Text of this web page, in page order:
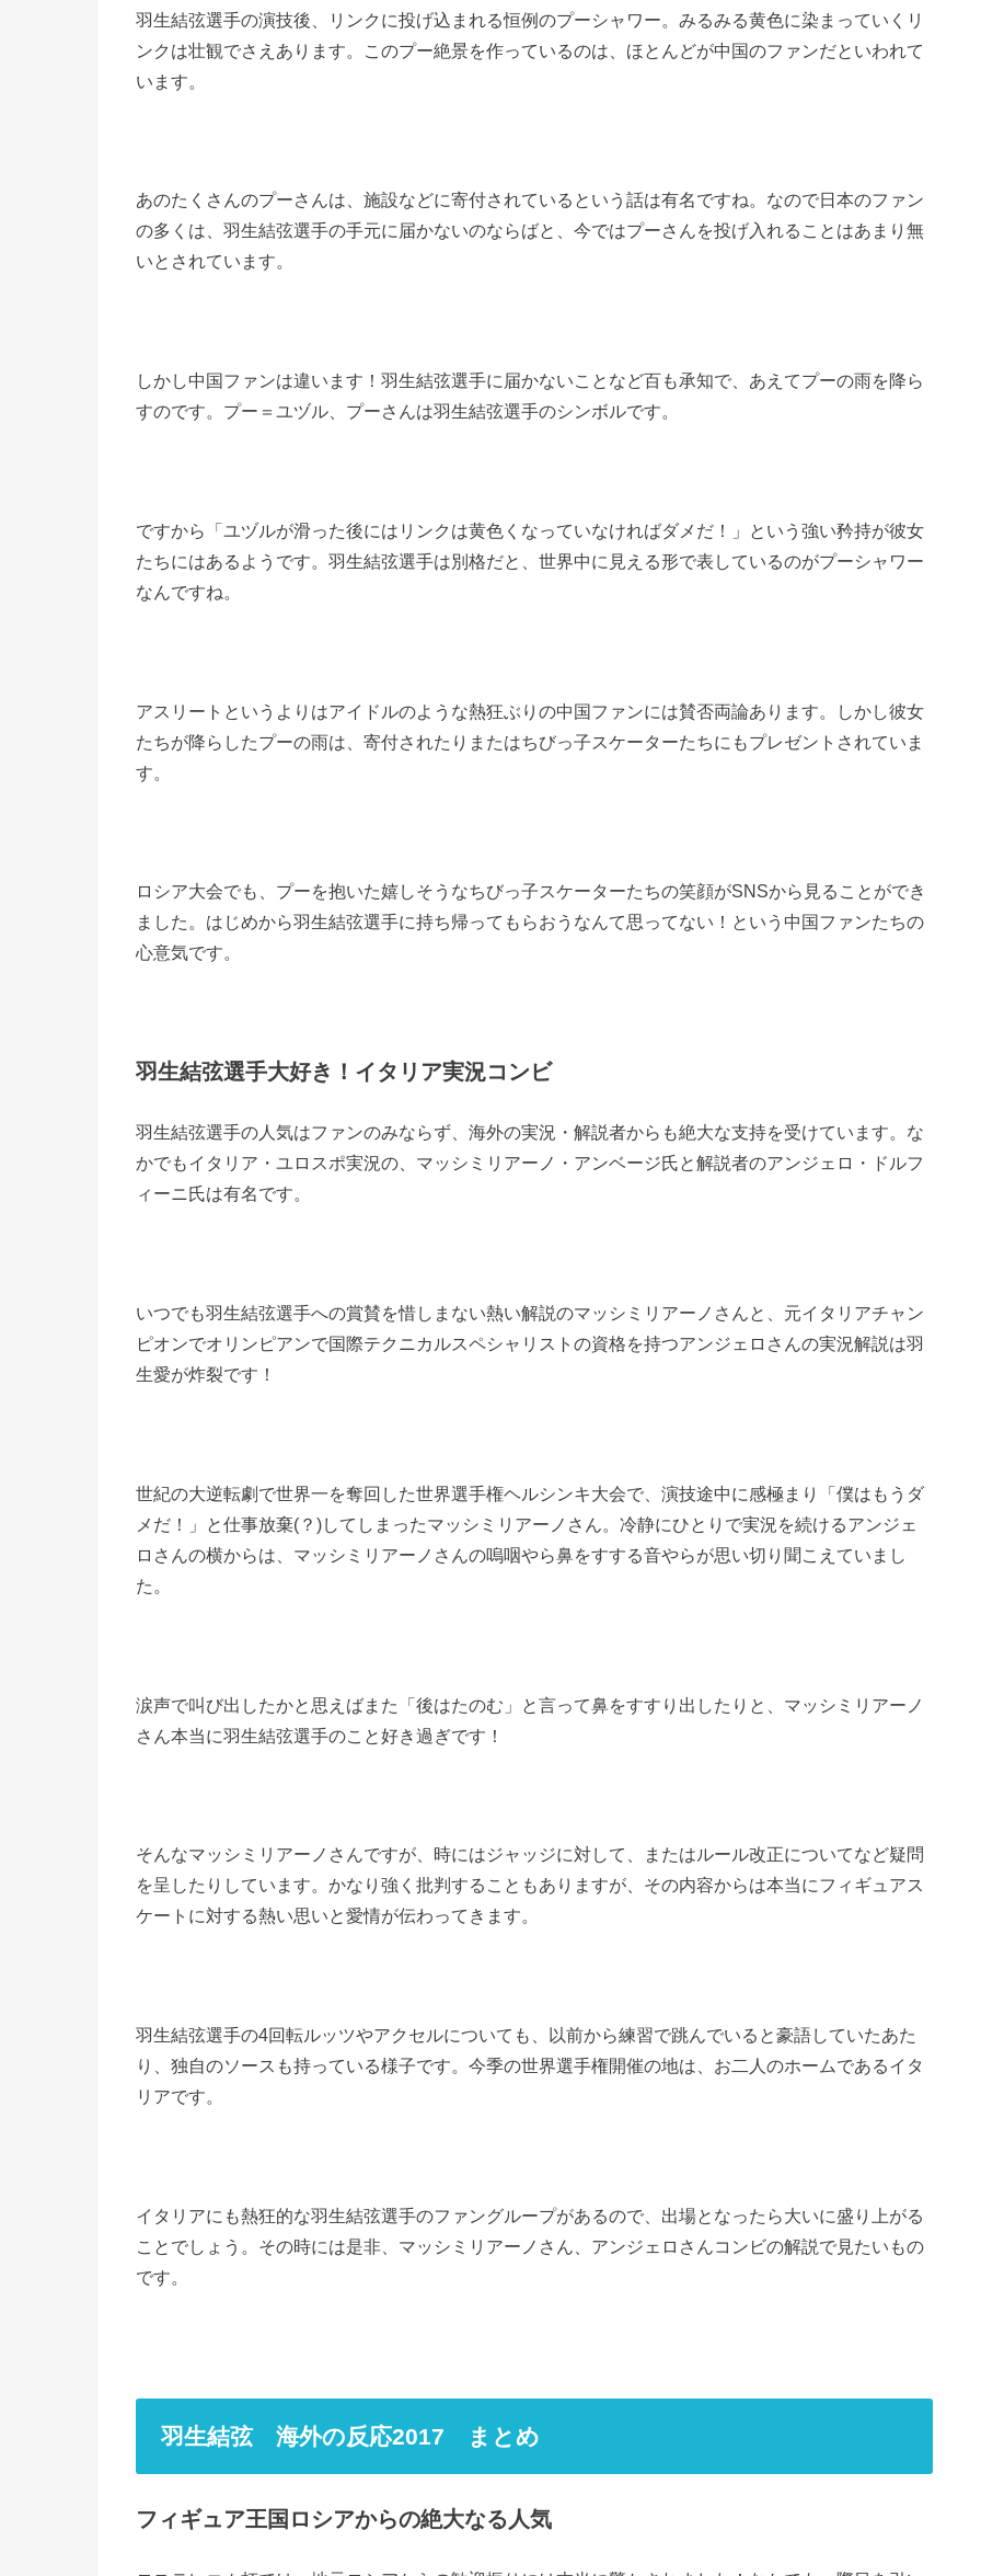
羽生結弦選手の演技後、リンクに投げ込まれる恒例のプーシャワー。みるみる黄色に染まっていくリ
ンクは壮観でさえあります。このプー絶景を作っているのは、ほとんどが中国のファンだといわれて
います。
あのたくさんのプーさんは、施設などに寄付されているという話は有名ですね。なので日本のファン
の多くは、羽生結弦選手の手元に届かないのならばと、今ではプーさんを投げ入れることはあまり無
いとされています。
しかし中国ファンは違います！羽生結弦選手に届かないことなど百も承知で、あえてプーの雨を降ら
すのです。プー＝ユヅル、プーさんは羽生結弦選手のシンボルです。
ですから「ユヅルが滑った後にはリンクは黄色くなっていなければダメだ！」という強い矜持が彼女
たちにはあるようです。羽生結弦選手は別格だと、世界中に見える形で表しているのがプーシャワー
なんですね。
アスリートというよりはアイドルのような熱狂ぶりの中国ファンには賛否両論あります。しかし彼女
たちが降らしたプーの雨は、寄付されたりまたはちびっ子スケーターたちにもプレゼントされていま
す。
ロシア大会でも、プーを抱いた嬉しそうなちびっ子スケーターたちの笑顔がSNSから見ることができ
ました。はじめから羽生結弦選手に持ち帰ってもらおうなんて思ってない！という中国ファンたちの
心意気です。
羽生結弦選手大好き！イタリア実況コンビ
羽生結弦選手の人気はファンのみならず、海外の実況・解説者からも絶大な支持を受けています。な
かでもイタリア・ユロスポ実況の、マッシミリアーノ・アンベージ氏と解説者のアンジェロ・ドルフ
ィーニ氏は有名です。
いつでも羽生結弦選手への賞賛を惜しまない熱い解説のマッシミリアーノさんと、元イタリアチャン
ピオンでオリンピアンで国際テクニカルスペシャリストの資格を持つアンジェロさんの実況解説は羽
生愛が炸裂です！
世紀の大逆転劇で世界一を奪回した世界選手権ヘルシンキ大会で、演技途中に感極まり「僕はもうダ
メだ！」と仕事放棄(？)してしまったマッシミリアーノさん。冷静にひとりで実況を続けるアンジェ
ロさんの横からは、マッシミリアーノさんの嗚咽やら鼻をすする音やらが思い切り聞こえていまし
た。
涙声で叫び出したかと思えばまた「後はたのむ」と言って鼻をすすり出したりと、マッシミリアーノ
さん本当に羽生結弦選手のこと好き過ぎです！
そんなマッシミリアーノさんですが、時にはジャッジに対して、またはルール改正についてなど疑問
を呈したりしています。かなり強く批判することもありますが、その内容からは本当にフィギュアス
ケートに対する熱い思いと愛情が伝わってきます。
羽生結弦選手の4回転ルッツやアクセルについても、以前から練習で跳んでいると豪語していたあた
り、独自のソースも持っている様子です。今季の世界選手権開催の地は、お二人のホームであるイタ
リアです。
イタリアにも熱狂的な羽生結弦選手のファングループがあるので、出場となったら大いに盛り上がる
ことでしょう。その時には是非、マッシミリアーノさん、アンジェロさんコンビの解説で見たいもの
です。
羽生結弦 海外の反応2017 まとめ
フィギュア王国ロシアからの絶大なる人気